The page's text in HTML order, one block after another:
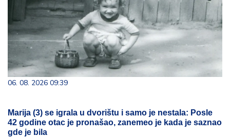
06. 08. 2026 09:39
Marija (3) se igrala u dvorištu i samo je nestala: Posle
42 godine otac je pronašao, zanemeo je kada je saznao
gde je bila